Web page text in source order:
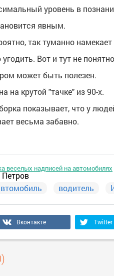
уровень в
явным.
так туманно
Вот и тут не
может быть полезен.
на крутой "тачке" из 90-х.
показывает, что у
весьма забавно.
веселых надписей на автомобилях
Петров
водитель
Вконтакте Twitter